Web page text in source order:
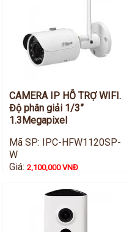
CAMERA IP HỖ TRỢ WIFI.
Độ phân giải 1/3”
1.3Megapixel
Mã SP: IPC-HFW1120SP-
W
Giá:2,100,000 VNĐ